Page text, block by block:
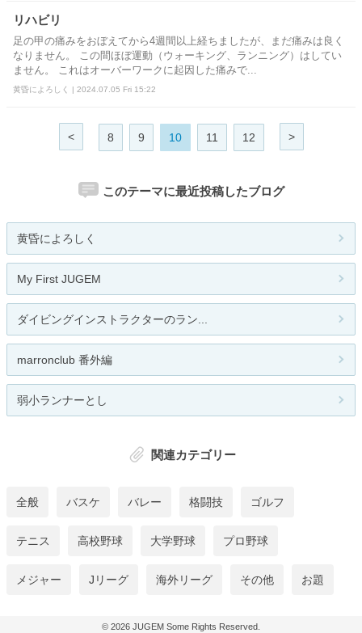
リハビリ
足の甲の痛みをおぼえてから4週間以上経ちましたが、まだ痛みは良く
なりません。 この間ほぼ運動（ウォーキング、ランニング）はしてい
ません。 これはオーバーワークに起因した痛みで...
黄昏によろしく | 2024.07.05 Fri 15:22
< 8 9 10 11 12 >
このテーマに最近投稿したブログ
黄昏によろしく
My First JUGEM
ダイビングインストラクターのラン...
marronclub 番外編
弱小ランナーとし
関連カテゴリー
全般 バスケ バレー 格闘技 ゴルフ
テニス 高校野球 大学野球 プロ野球
メジャー Jリーグ 海外リーグ その他 お題
© 2026 JUGEM Some Rights Reserved.